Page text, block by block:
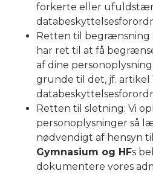
forkerte eller
Retten til begrænsning
har ret til at få
af dine
grunde til det, jf. artikel
Retten til sletning: Vi
personoplysninger så
nødvendigt af hensyn til
Gymnasium og HFs
dokumentere vores